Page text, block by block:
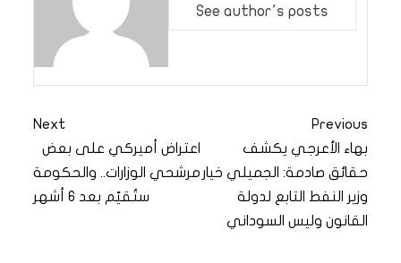
See author's posts
Previous
بهاء الأعرجي يكشف
حقائق صادمة: الجميلي خيار
وزير النفط التابع لدولة
القانون وليس السوداني
Next
اعتراض أميركي على بعض
مرشحي الوزارات.. والحكومة
ستُقيّم بعد 6 أشهر